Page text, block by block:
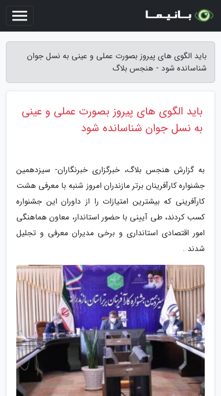
باید الگوی های پیروز بصورت عملی و عینی به نسل جوان
شناسانده شود - هنجس بلاگ
باید الگوی های پیروز بصورت عملی و عینی
به نسل جوان شناسانده شود
به گزارش هنجس بلاگ، خبرگزاری خبرنگاران- سیزدهمین
جشنواره کارآفرینان برتر مازندران امروز شنبه با معرفی هشت
کارآفرینی که بیشترین امتیازات را از داوران این جشنواره
کسب کردند، طی آیینی با حضور استاندار، معاون هماهنگی
امور اقتصادی استانداری و برخی مدیران معرفی و تجلیل
شدند .